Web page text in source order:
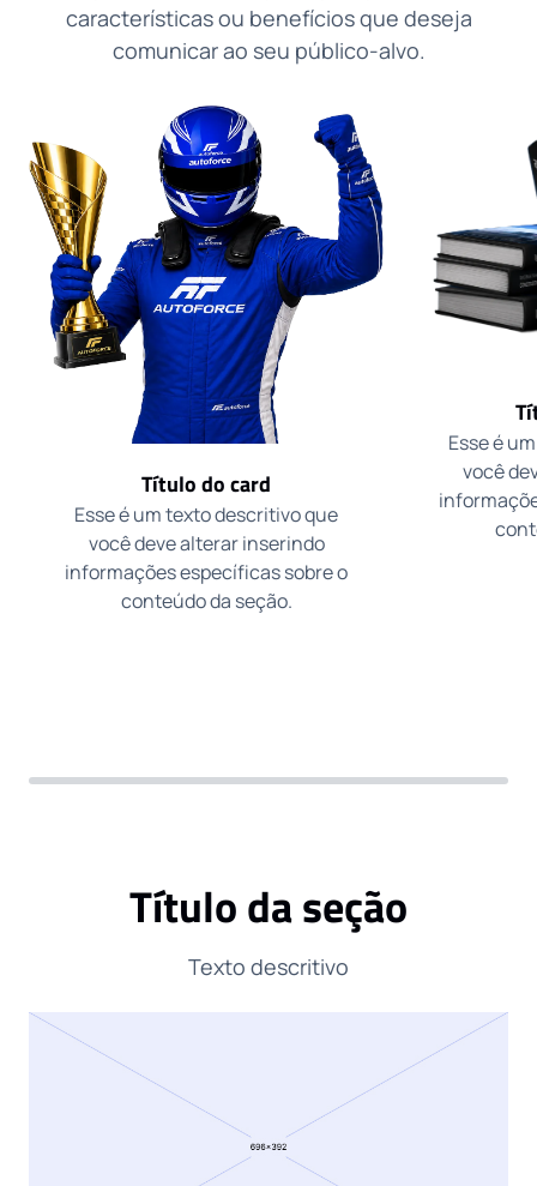
características ou benefícios que deseja
comunicar ao seu público-alvo.
Título do card
Esse é um texto descritivo que
você deve alterar inserindo
informações específicas sobre o
conteúdo da seção.
Esse é
você
Título da seção
Texto descritivo